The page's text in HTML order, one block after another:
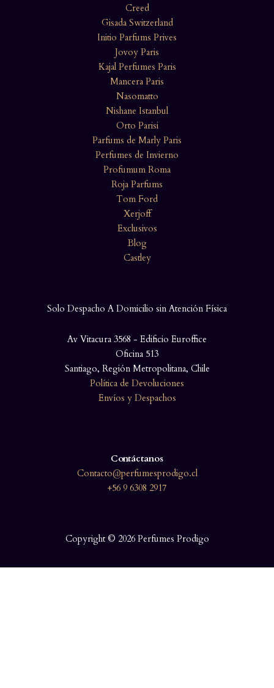
Creed
Gisada Switzerland
Initio Parfums Prives
Jovoy Paris
Kajal Perfumes Paris
Mancera Paris
Nasomatto
Nishane Istanbul
Orto Parisi
Parfums de Marly Paris
Perfumes de Invierno
Profumum Roma
Roja Parfums
Tom Ford
Xerjoff
Exclusivos
Blog
Castley
Solo Despacho A Domicilio sin Atención Física
Av Vitacura 3568 - Edificio Euroffice
Oficina 513
Santiago, Región Metropolitana, Chile
Política de Devoluciones
Envíos y Despachos
Contáctanos
Contacto@perfumesprodigo.cl
+56 9 6308 2917
Copyright © 2026 Perfumes Prodigo